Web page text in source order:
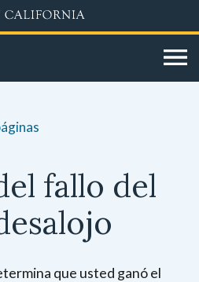
fallo del
que usted ganó el